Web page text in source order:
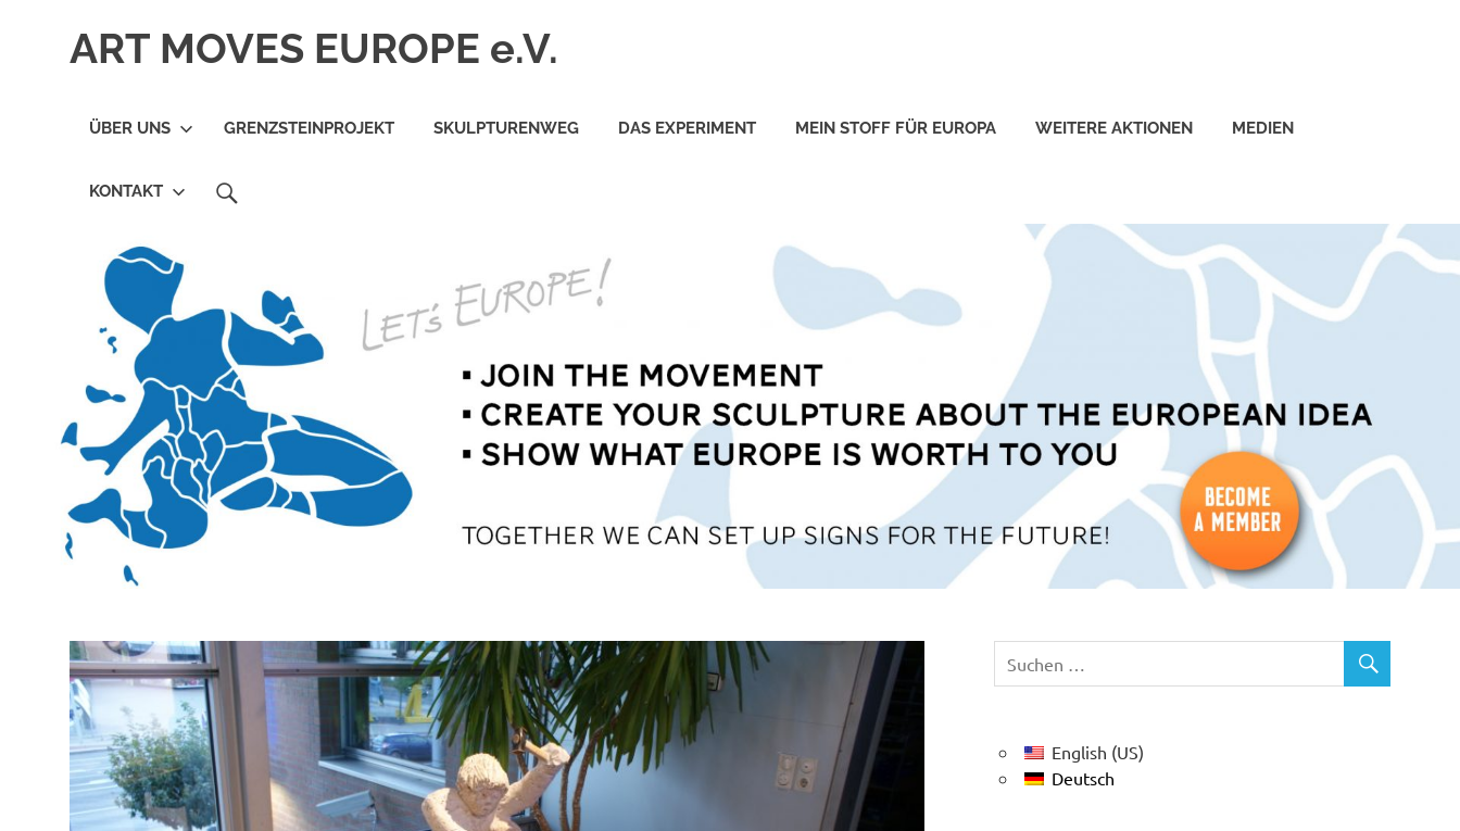
ART MOVES EUROPE e.V.
ÜBER UNS GRENZSTEINPROJEKT SKULPTURENWEG DAS EXPERIMENT MEIN STOFF FÜR EUROPA WEITERE AKTIONEN MEDIEN
KONTAKT
English (US)
Deutsch